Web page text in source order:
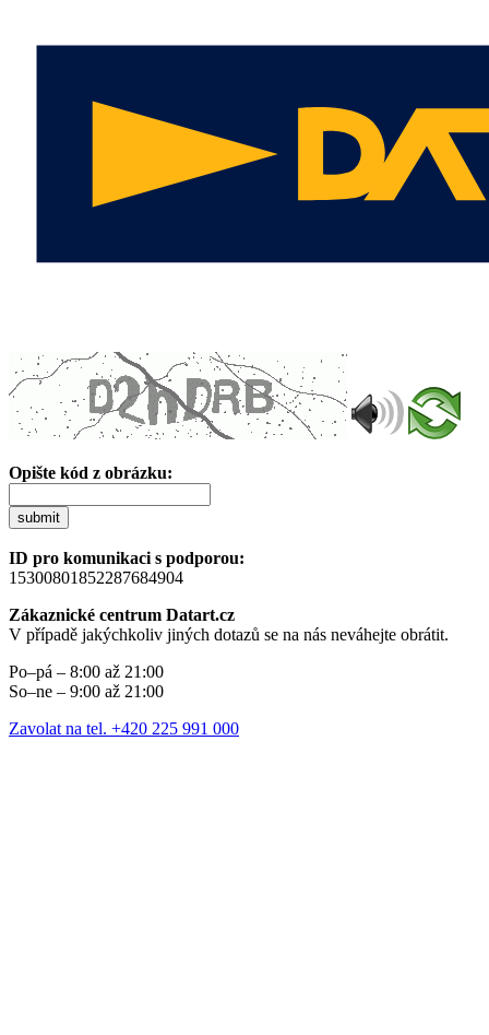
Opište kód z obrázku:
submit
ID pro komunikaci s podporou:
15300801852287684904
Zákaznické centrum Datart.cz
V případě jakýchkoliv jiných dotazů se na nás neváhejte obrátit.
Po–pá – 8:00 až 21:00
So–ne – 9:00 až 21:00
Zavolat na tel. +420 225 991 000